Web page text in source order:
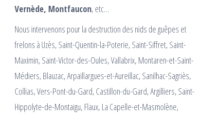
Vernède, Montfaucon, etc…
Nous intervenons pour la destruction des nids de guêpes et
frelons à Uzès, Saint-Quentin-la-Poterie, Saint-Siffret, Saint-
Maximin, Saint-Victor-des-Oules, Vallabrix, Montaren-et-Saint-
Médiers, Blauzac, Arpaillargues-et-Aureillac, Sanilhac-Sagriès,
Collias, Vers-Pont-du-Gard, Castillon-du-Gard, Argilliers, Saint-
Hippolyte-de-Montaigu, Flaux, La Capelle-et-Masmolène,